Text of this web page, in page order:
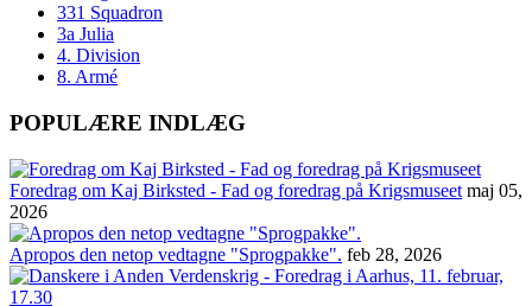
331 Squadron
3a Julia
4. Division
8. Armé
POPULÆRE INDLÆG
Foredrag om Kaj Birksted - Fad og foredrag på Krigsmuseet maj 05,
2026
Apropos den netop vedtagne "Sprogpakke". feb 28, 2026